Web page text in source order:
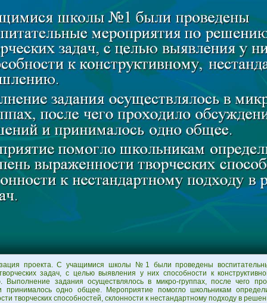
проекта. С учащимися школы №1 были проведены
задач, с целью выявления у них способности к
задания осуществлялось в микро-группах, после чего
принималось одно общее. Мероприятие помогло школьникам
творческих способностей, склонности к нестандартному подходу в